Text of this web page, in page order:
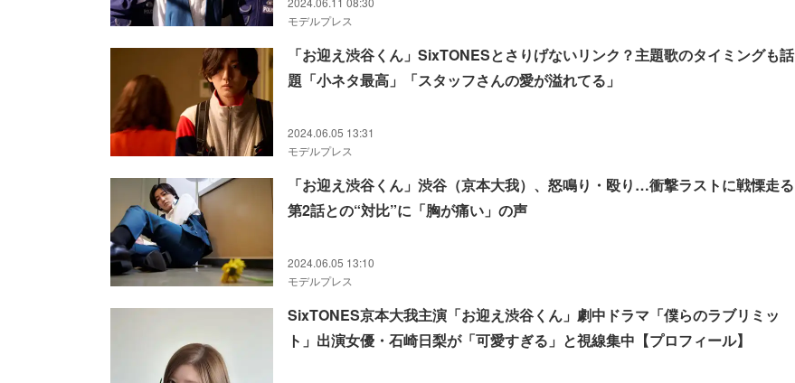
モデルプレス
「お迎え渋谷くん」SixTONESとさりげないリンク？主題歌のタイミングも話
題「小ネタ最高」「スタッフさんの愛が溢れてる」
2024.06.05 13:31
モデルプレス
「お迎え渋谷くん」渋谷（京本大我）、怒鳴り・殴り…衝撃ラストに戦慄走る
第2話との“対比”に「胸が痛い」の声
2024.06.05 13:10
モデルプレス
SixTONES京本大我主演「お迎え渋谷くん」劇中ドラマ「僕らのラブリミッ
ト」出演女優・石崎日梨が「可愛すぎる」と視線集中【プロフィール】